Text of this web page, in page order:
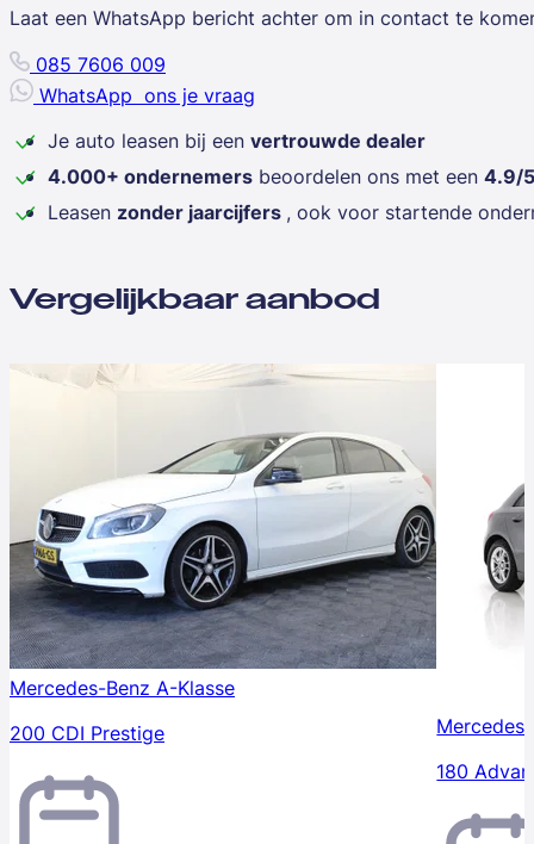
Laat een WhatsApp bericht achter om in contact te
085 7606 009
WhatsApp ons je vraag
Je auto leasen bij een vertrouwde dealer
4.000+ ondernemers beoordelen ons met een 4.9/5
Leasen zonder jaarcijfers , ook voor startende
Vergelijkbaar aanbod
Mercedes-Benz A-Klasse
200 CDI Prestige
180